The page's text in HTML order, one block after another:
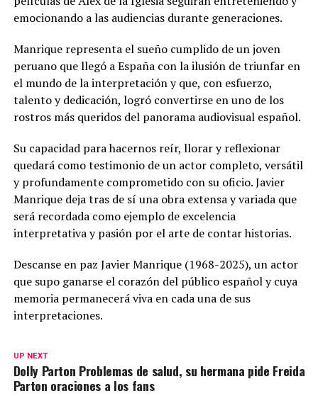
emocionando a las audiencias durante generaciones.
Manrique representa el sueño cumplido de un joven
peruano que llegó a España con la ilusión de triunfar en
el mundo de la interpretación y que, con esfuerzo,
talento y dedicación, logró convertirse en uno de los
rostros más queridos del panorama audiovisual español.
Su capacidad para hacernos reír, llorar y reflexionar
quedará como testimonio de un actor completo, versátil
y profundamente comprometido con su oficio. Javier
Manrique deja tras de sí una obra extensa y variada que
será recordada como ejemplo de excelencia
interpretativa y pasión por el arte de contar historias.
Descanse en paz Javier Manrique (1968-2025), un actor
que supo ganarse el corazón del público español y cuya
memoria permanecerá viva en cada una de sus
interpretaciones.
UP NEXT
Dolly Parton Problemas de salud, su hermana pide Freida
Parton oraciones a los fans